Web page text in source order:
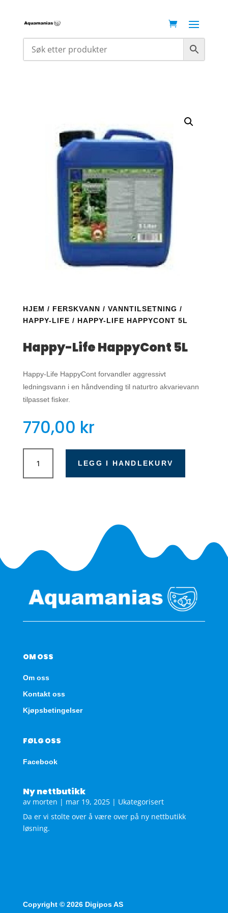
HJEM / FERSKVANN / VANNTILSETNING /
HAPPY-LIFE / HAPPY-LIFE HAPPYCONT 5L
Happy-Life HappyCont 5L
Happy-Life HappyCont forvandler aggressivt
ledningsvann i en håndvending til naturtro akvarievann
tilpasset fisker.
770,00 kr
Happy-
HappyCont
LEGG I HANDLEKURV
OM OSS
Om oss
Kontakt oss
Kjøpsbetingelser
FØLG OSS
Facebook
Ny nettbutikk
av morten | mar 19, 2025| Ukategorisert
Da er vi stolte over å være over på ny nettbutikk
løsning.
Copyright © 2026 Digipos AS